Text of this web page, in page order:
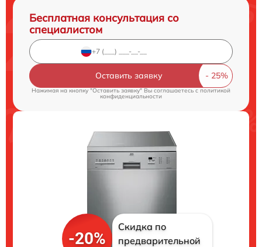
Бесплатная консультация со
специалистом
Оставить заявку
Нажимая на кнопку "Оставить заявку" Вы соглашаетесь cполитикой
конфиденциальности
-20%
Скидка по
предварительной